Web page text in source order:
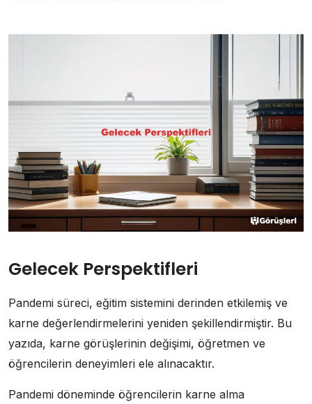
Gelecek Perspektifleri
Pandemi süreci, eğitim sistemini derinden etkilemiş ve
karne değerlendirmelerini yeniden şekillendirmiştir. Bu
yazıda, karne görüşlerinin değişimi, öğretmen ve
öğrencilerin deneyimleri ele alınacaktır.
Pandemi döneminde öğrencilerin karne alma